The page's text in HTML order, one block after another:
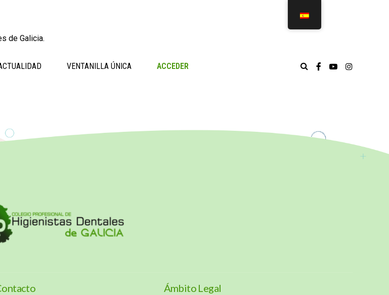
VENTANILLA ÚNICA ACCEDER
de Galicia.
Ámbito Legal